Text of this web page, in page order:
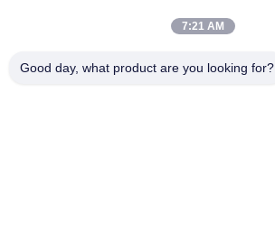
KMX15RB KMX13RB
7:21 AM
Good day, what product are you looking for?